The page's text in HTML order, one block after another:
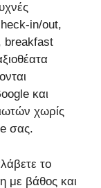
in/out,
breakfast
και
χωρίς
σας.
το
με βάθος και